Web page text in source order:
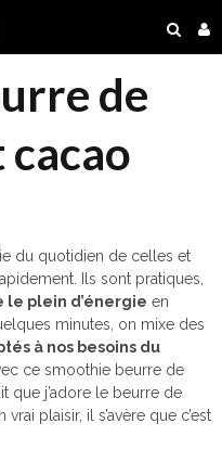
de
du quotidien de celles et
Ils sont pratiques,
le plein d’énergie en
minutes, on mixe des
à nos besoins du
ce smoothie beurre de
que j’adore le beurre de
plaisir, il s’avère que c’est